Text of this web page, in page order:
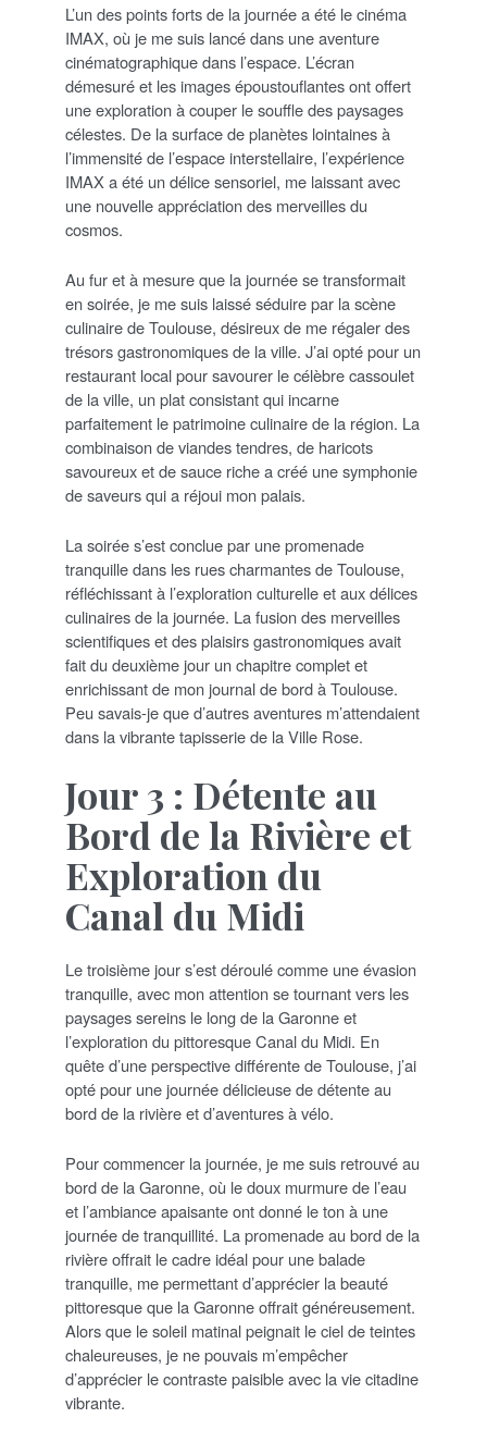
L’un des points forts de la journée a été le cinéma
IMAX, où je me suis lancé dans une aventure
cinématographique dans l’espace. L’écran
démesuré et les images époustouflantes ont offert
une exploration à couper le souffle des paysages
célestes. De la surface de planètes lointaines à
l’immensité de l’espace interstellaire, l’expérience
IMAX a été un délice sensoriel, me laissant avec
une nouvelle appréciation des merveilles du
cosmos.
Au fur et à mesure que la journée se transformait
en soirée, je me suis laissé séduire par la scène
culinaire de Toulouse, désireux de me régaler des
trésors gastronomiques de la ville. J’ai opté pour un
restaurant local pour savourer le célèbre cassoulet
de la ville, un plat consistant qui incarne
parfaitement le patrimoine culinaire de la région. La
combinaison de viandes tendres, de haricots
savoureux et de sauce riche a créé une symphonie
de saveurs qui a réjoui mon palais.
La soirée s’est conclue par une promenade
tranquille dans les rues charmantes de Toulouse,
réfléchissant à l’exploration culturelle et aux délices
culinaires de la journée. La fusion des merveilles
scientifiques et des plaisirs gastronomiques avait
fait du deuxième jour un chapitre complet et
enrichissant de mon journal de bord à Toulouse.
Peu savais-je que d’autres aventures m’attendaient
dans la vibrante tapisserie de la Ville Rose.
Jour 3 : Détente au
Bord de la Rivière et
Exploration du
Canal du Midi
Le troisième jour s’est déroulé comme une évasion
tranquille, avec mon attention se tournant vers les
paysages sereins le long de la Garonne et
l’exploration du pittoresque Canal du Midi. En
quête d’une perspective différente de Toulouse, j’ai
opté pour une journée délicieuse de détente au
bord de la rivière et d’aventures à vélo.
Pour commencer la journée, je me suis retrouvé au
bord de la Garonne, où le doux murmure de l’eau
et l’ambiance apaisante ont donné le ton à une
journée de tranquillité. La promenade au bord de la
rivière offrait le cadre idéal pour une balade
tranquille, me permettant d’apprécier la beauté
pittoresque que la Garonne offrait généreusement.
Alors que le soleil matinal peignait le ciel de teintes
chaleureuses, je ne pouvais m’empêcher
d’apprécier le contraste paisible avec la vie citadine
vibrante.